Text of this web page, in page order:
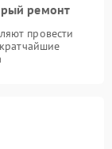
ремонт
провести